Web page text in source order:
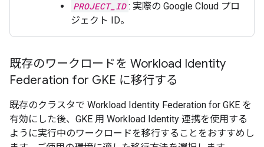
PROJECT_ID : 実際の Google Cloud プロ
ジェクト ID。
既存のワークロードを Workload Identity
Federation for GKE に移行する
既存のクラスタで Workload Identity Federation for GKE を
有効にした後、GKE 用 Workload Identity 連携を使用する
ように実行中のワークロードを移行することをおすすめし